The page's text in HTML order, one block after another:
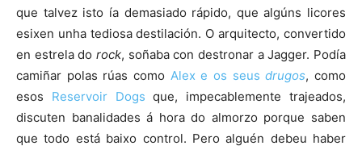
que talvez isto ía demasiado rápido, que algúns licores
esixen unha tediosa destilación. O arquitecto, convertido
en estrela do rock, soñaba con destronar a Jagger. Podía
camiñar polas rúas como Alex e os seusdrugos, como
esos Reservoir Dogs que, impecablemente trajeados,
discuten banalidades á hora do almorzo porque saben
que todo está baixo control. Pero alguén debeu haber